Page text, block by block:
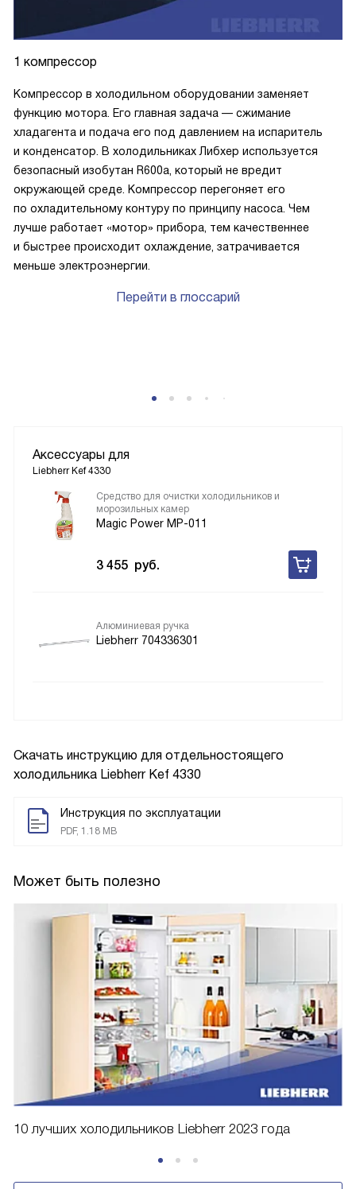
Скачать инструкцию для отдельностоящего
холодильника Liebherr Kef 4330
Инструкция по эксплуатации
PDF, 1.18 MB
Может быть полезно
10 лучших холодильников Liebherr 2023 года
1 компрессор
Компрессор в холодильном оборудовании заменяет
функцию мотора. Его главная задача — сжимание
хладагента и подача его под давлением на испаритель
и конденсатор. В холодильниках Либхер используется
безопасный изобутан R600a, который не вредит
окружающей среде. Компрессор перегоняет его
по охладительному контуру по принципу насоса. Чем
лучше работает «мотор» прибора, тем качественнее
и быстрее происходит охлаждение, затрачивается
меньше электроэнергии.
Перейти в глоссарий
Аксессуары для
Liebherr Kef 4330
Средство для очистки холодильников и
морозильных камер
Magic Power MP-011
3 455 руб.
Алюминиевая ручка
Liebherr 704336301